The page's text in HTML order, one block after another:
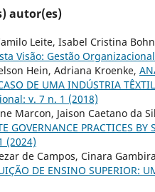
autor(es)
Leite, Isabel Cristina
Visão: Gestão
Hein, Adriana Kroenke,
DE UMA INDÚSTRIA
v. 7 n. 1 (2018)
Marcon, Jaison Caetano da
GOVERNANCE PRACTICES
(2024)
de Campos, Cinara
DE ENSINO SUPERIOR: